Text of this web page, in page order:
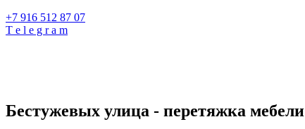
+7 916 512 87 07
T e l e g r a m
Бестужевых улица - перетяжка мебели